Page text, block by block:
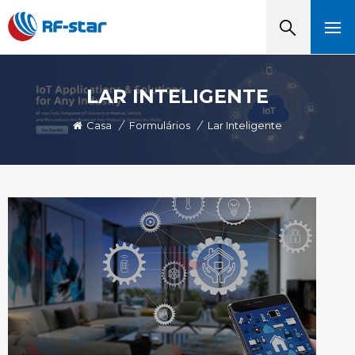
LAR INTELIGENTE
Casa / Formulários / Lar Inteligente